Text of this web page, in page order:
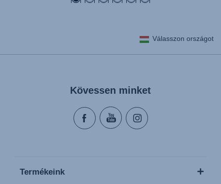
Válasszon országot
Kövessen minket
Termékeink